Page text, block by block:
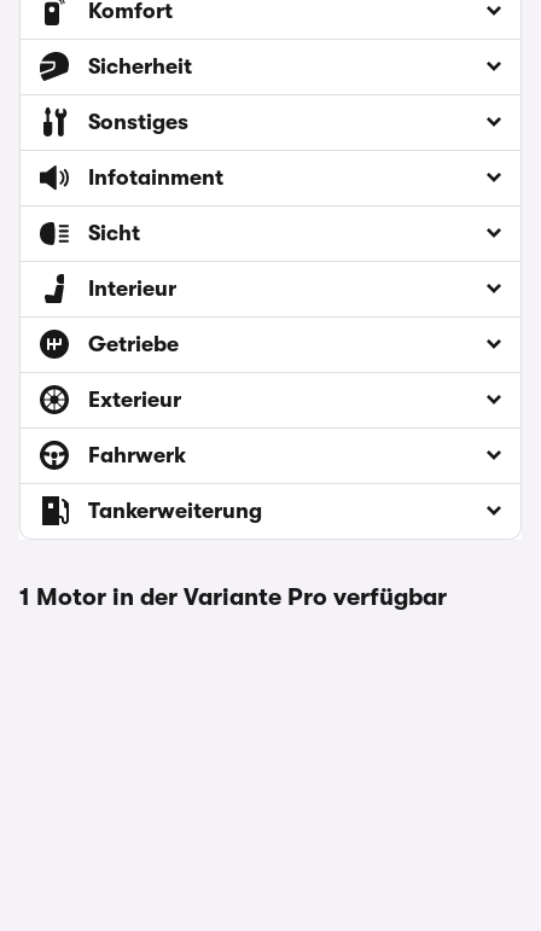
Komfort
Sicherheit
Sonstiges
Infotainment
Sicht
Interieur
Getriebe
Exterieur
Fahrwerk
Tankerweiterung
1 Motor in der Variante Pro verfügbar